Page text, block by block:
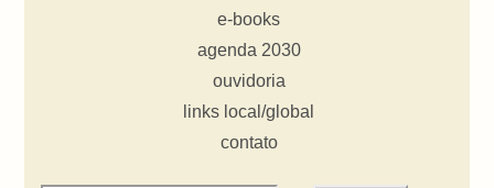
e-books
agenda 2030
ouvidoria
links local/global
contato